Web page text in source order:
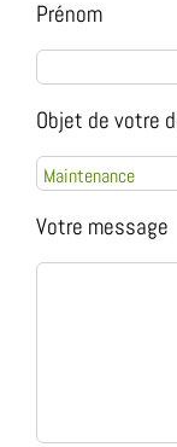
Prénom
Objet de votre
Votre message